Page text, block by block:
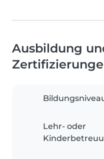
Ausbildung
Lehr- oder